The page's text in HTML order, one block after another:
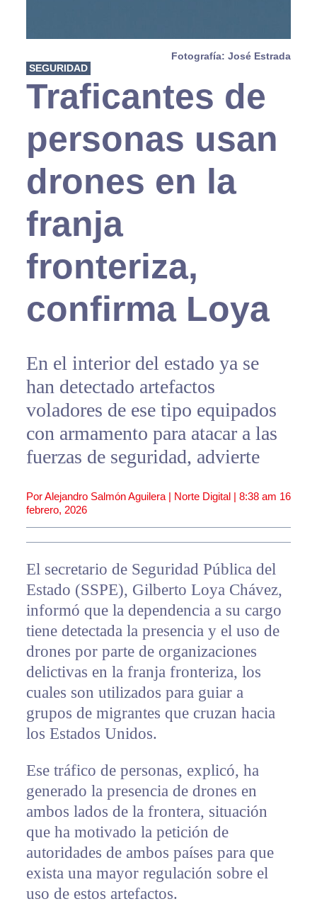
Fotografía: José Estrada
SEGURIDAD
Traficantes de
personas usan
drones en la
franja
fronteriza,
confirma Loya
En el interior del estado ya se
han detectado artefactos
voladores de ese tipo equipados
con armamento para atacar a las
fuerzas de seguridad, advierte
Por Alejandro Salmón Aguilera | Norte Digital | 8:38 am 16
febrero, 2026
El secretario de Seguridad Pública del
Estado (SSPE), Gilberto Loya Chávez,
informó que la dependencia a su cargo
tiene detectada la presencia y el uso de
drones por parte de organizaciones
delictivas en la franja fronteriza, los
cuales son utilizados para guiar a
grupos de migrantes que cruzan hacia
los Estados Unidos.
Ese tráfico de personas, explicó, ha
generado la presencia de drones en
ambos lados de la frontera, situación
que ha motivado la petición de
autoridades de ambos países para que
exista una mayor regulación sobre el
uso de estos artefactos.